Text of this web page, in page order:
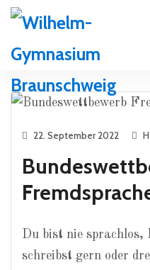
22. September 2022
Du bist nie sprachlos,
schreibst gern oder